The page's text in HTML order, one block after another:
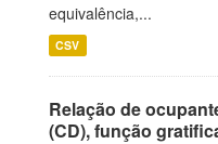
equivalência,...
CSV
Relação de
(CD), função